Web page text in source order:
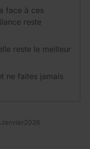
face à ces
reste
reste le meilleur
ne faites jamais
Janvier2026